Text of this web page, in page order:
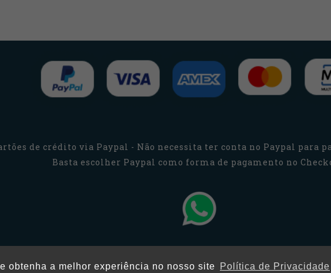
obtenha a melhor experiência no nosso site Política de Privacidade
de crédito via Paypal - Não necessita ter conta no Paypal para
Basta escolher Paypal como forma de pagamento no